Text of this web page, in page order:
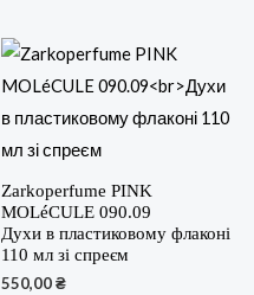
Zarkoperfume PINK
MOLéCULE 090.09
Духи в пластиковому флаконі
110 мл зі спреєм
550,00₴